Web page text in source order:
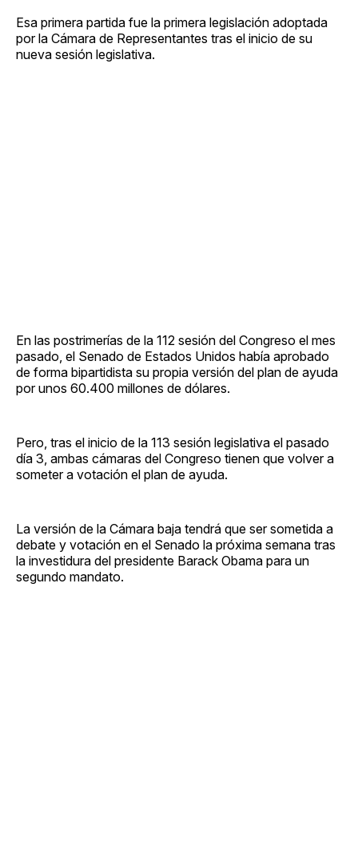
Esa primera partida fue la primera legislación adoptada
por la Cámara de Representantes tras el inicio de su
nueva sesión legislativa.
En las postrimerías de la 112 sesión del Congreso el mes
pasado, el Senado de Estados Unidos había aprobado
de forma bipartidista su propia versión del plan de ayuda
por unos 60.400 millones de dólares.
Pero, tras el inicio de la 113 sesión legislativa el pasado
día 3, ambas cámaras del Congreso tienen que volver a
someter a votación el plan de ayuda.
La versión de la Cámara baja tendrá que ser sometida a
debate y votación en el Senado la próxima semana tras
la investidura del presidente Barack Obama para un
segundo mandato.